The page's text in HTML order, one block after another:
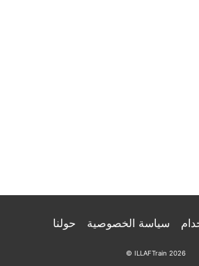
حولنا سياسة الخصوصية
© ILLAFTrain 2026